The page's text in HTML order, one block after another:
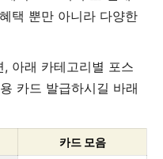
택 뿐만 아니라 다양한
아래 카테고리별 포스
카드 발급하시길 바래
카드 모음